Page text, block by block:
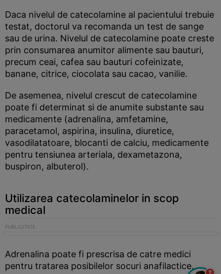
Daca nivelul de catecolamine al pacientului trebuie
testat, doctorul va recomanda un test de sange
sau de urina. Nivelul de catecolamine poate creste
prin consumarea anumitor alimente sau bauturi,
precum ceai, cafea sau bauturi cofeinizate,
banane, citrice, ciocolata sau cacao, vanilie.
De asemenea, nivelul crescut de catecolamine
poate fi determinat si de anumite substante sau
medicamente (adrenalina, amfetamine,
paracetamol, aspirina, insulina, diuretice,
vasodilatatoare, blocanti de calciu, medicamente
pentru tensiunea arteriala, dexametazona,
buspiron, albuterol).
Utilizarea catecolaminelor in scop
medical
Adrenalina poate fi prescrisa de catre medici
pentru tratarea posibilelor socuri anafilactice.
?